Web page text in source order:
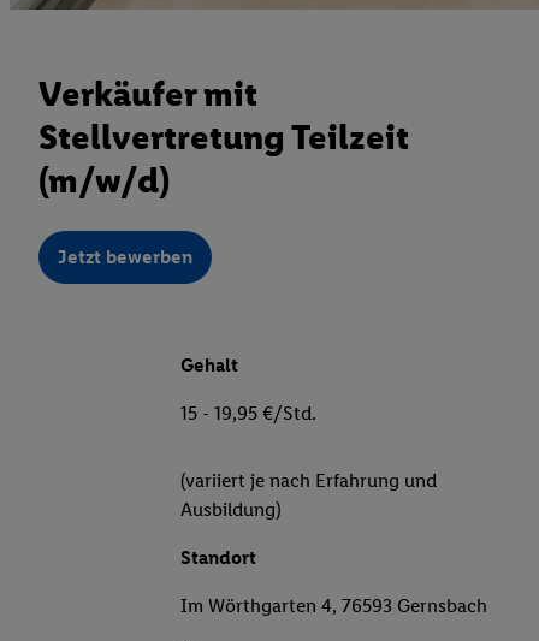
Verkäufer mit
Stellvertretung Teilzeit
(m/w/d)
Jetzt bewerben
Gehalt
15 - 19,95 €/Std.
(variiert je nach Erfahrung und
Ausbildung)
Standort
Im Wörthgarten 4, 76593 Gernsbach